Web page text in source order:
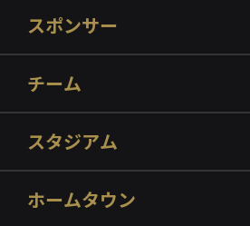
スポンサー
チーム
スタジアム
ホームタウン